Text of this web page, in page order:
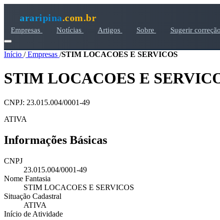
araripina.com.br
Empresas Notícias Artigos Sobre Sugerir
Início /Empresas /STIM LOCACOES E SERVICOS
STIM LOCACOES E
CNPJ: 23.015.004/0001-49
ATIVA
Informações Básicas
CNPJ
23.015.004/0001-49
Nome Fantasia
STIM LOCACOES E SERVICOS
Situação Cadastral
ATIVA
Início de Atividade